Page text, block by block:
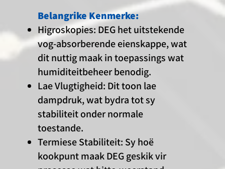
Belangrike Kenmerke:
Higroskopies: DEG het uitstekende
vog-absorberende eienskappe, wat
dit nuttig maak in toepassings wat
humiditeitbeheer benodig.
Lae Vlugtigheid: Dit toon lae
dampdruk, wat bydra tot sy
stabiliteit onder normale
toestande.
Termiese Stabiliteit: Sy hoë
kookpunt maak DEG geskik vir